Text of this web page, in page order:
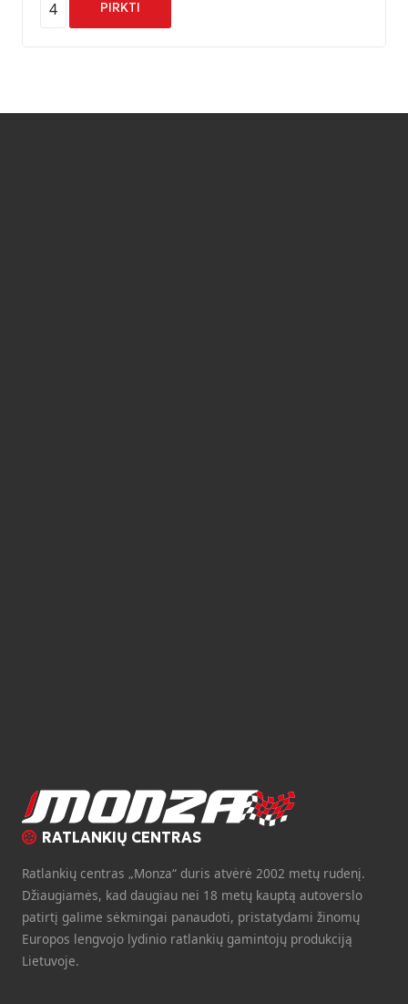
4 PIRKTI
RATLANKIŲ CENTRAS
Ratlankių centras „Monza“ duris atvėrė 2002 metų rudenį.
Džiaugiamės, kad daugiau nei 18 metų kauptą autoverslo
patirtį galime sėkmingai panaudoti, pristatydami žinomų
Europos lengvojo lydinio ratlankių gamintojų produkciją
Lietuvoje.